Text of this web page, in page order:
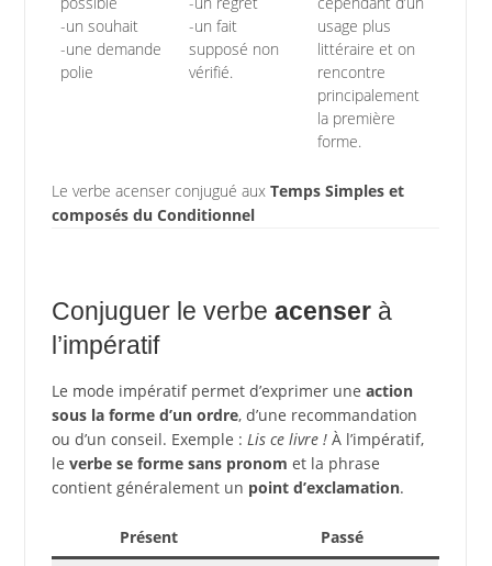
-un souhait
-une demande
polie
-un fait
supposé non
vérifié.
usage plus
littéraire et on
rencontre
principalement
la première
forme.
Le verbe acenser conjugué aux Temps Simples et
composés du Conditionnel
Conjuguer le verbe acenserà
l’impératif
Le mode impératif permet d’exprimer une action
sous la forme d’un ordre, d’une recommandation
ou d’un conseil. Exemple : Lis ce livre !À l’impératif,
le verbe se forme sans pronom et la phrase
contient généralement un point d’exclamation.
Présent
Passé